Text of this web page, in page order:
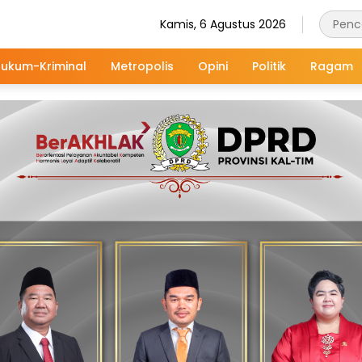
Kamis, 6 Agustus 2026
Kriminal Metropolis Opini Politik Ragam